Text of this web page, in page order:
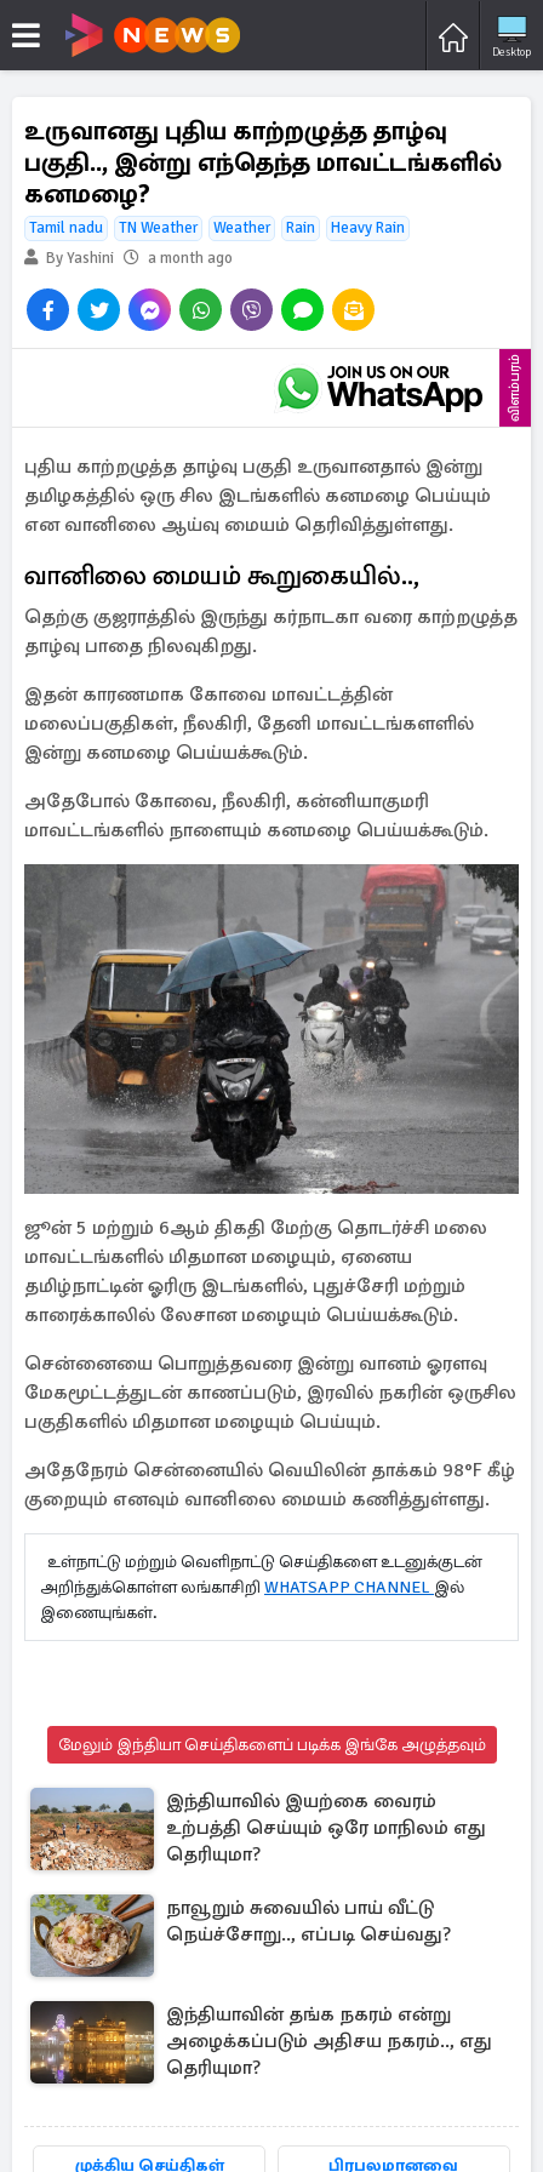
Desktop
உருவானது புதிய காற்றழுத்த தாழ்வு
பகுதி.., இன்று எந்தெந்த மாவட்டங்களில்
கனமழை?
Tamil nadu TN Weather Weather Rain
Heavy Rain
By Yashini
a month ago
விளம்பரம்
புதிய காற்றழுத்த தாழ்வு பகுதி உருவானதால் இன்று
தமிழகத்தில் ஒரு சில இடங்களில் கனமழை பெய்யும்
என வானிலை ஆய்வு மையம் தெரிவித்துள்ளது.
வானிலை மையம் கூறுகையில்..,
தெற்கு குஜராத்தில் இருந்து கர்நாடகா வரை காற்றழுத்த
தாழ்வு பாதை நிலவுகிறது.
இதன் காரணமாக கோவை மாவட்டத்தின்
மலைப்பகுதிகள், நீலகிரி, தேனி மாவட்டங்களளில்
இன்று கனமழை பெய்யக்கூடும்.
அதேபோல் கோவை, நீலகிரி, கன்னியாகுமரி
மாவட்டங்களில் நாளையும் கனமழை பெய்யக்கூடும்.
ஜூன் 5 மற்றும் 6ஆம் திகதி மேற்கு தொடர்ச்சி மலை
மாவட்டங்களில் மிதமான மழையும், ஏனைய
தமிழ்நாட்டின் ஓரிரு இடங்களில், புதுச்சேரி மற்றும்
காரைக்காலில் லேசான மழையும் பெய்யக்கூடும்.
சென்னையை பொறுத்தவரை இன்று வானம் ஓரளவு
மேகமூட்டத்துடன் காணப்படும், இரவில் நகரின் ஒருசில
பகுதிகளில் மிதமான மழையும் பெய்யும்.
அதேநேரம் சென்னையில் வெயிலின் தாக்கம் 98°F கீழ்
குறையும் எனவும் வானிலை மையம் கணித்துள்ளது.
உள்நாட்டு மற்றும் வெளிநாட்டு செய்திகளை உடனுக்குடன்
அறிந்துக்கொள்ள லங்காசிறி WHATSAPP CHANNEL இல்
இணையுங்கள்.
மேலும் இந்தியா செய்திகளைப் படிக்க இங்கே அழுத்தவும்
இந்தியாவில் இயற்கை வைரம்
உற்பத்தி செய்யும் ஒரே மாநிலம் எது
தெரியுமா?
நாவூறும் சுவையில் பாய் வீட்டு
நெய்ச்சோறு.., எப்படி செய்வது?
இந்தியாவின் தங்க நகரம் என்று
அழைக்கப்படும் அதிசய நகரம்.., எது
தெரியுமா?
முக்கிய செய்திகள் பிரபலமானவை